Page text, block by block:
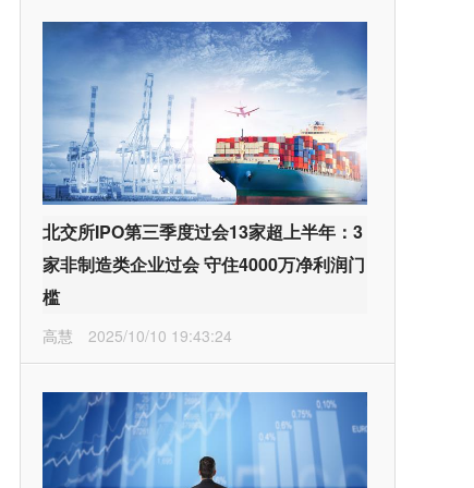
北交所IPO第三季度过会13家超上半年：3
家非制造类企业过会 守住4000万净利润门
槛
高慧 2025/10/10 19:43:24